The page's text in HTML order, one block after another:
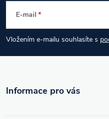
a
t
E-mail
Vložením e-mailu souhlasíte s
Informace pro vás